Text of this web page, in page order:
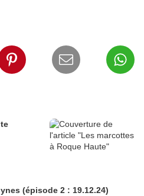
(épisode 2 : 19.12.24)